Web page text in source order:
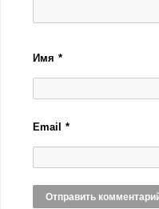
Имя*
Email*